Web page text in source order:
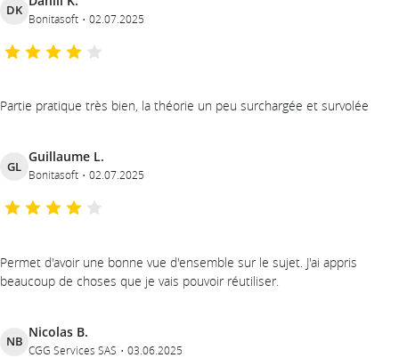
DK
Bonitasoft 02.07.2025
Partie pratique très bien, la théorie un peu surchargée et survolée
GL
Guillaume L.
Bonitasoft 02.07.2025
Permet d'avoir une bonne vue d'ensemble sur le sujet. J'ai appris
beaucoup de choses que je vais pouvoir réutiliser.
NB
Nicolas B.
CGG Services SAS 03.06.2025